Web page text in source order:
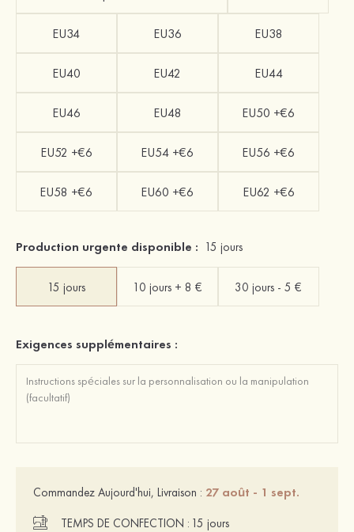
EU34 EU36 EU38
EU40 EU42 EU44
EU46 EU48 EU50 +€6
EU52 +€6 EU54 +€6 EU56 +€6
EU58 +€6 EU60 +€6 EU62 +€6
Production urgente disponible : 15 jours
15 jours 10 jours + 8 € 30 jours - 5 €
Exigences supplémentaires :
Commandez Aujourd'hui, Livraison : 27 août - 1 sept.
TEMPS DE CONFECTION : 15 jours